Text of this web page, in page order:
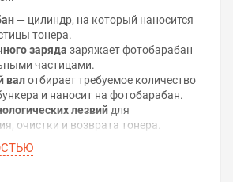
— цилиндр, на который наносится
тонера.
заряда заряжает фотобарабан
частицами.
валотбирает требуемое количество
и наносит на фотобарабан.
лезвий для
очистки и возврата тонера.
картриджа с принтером и